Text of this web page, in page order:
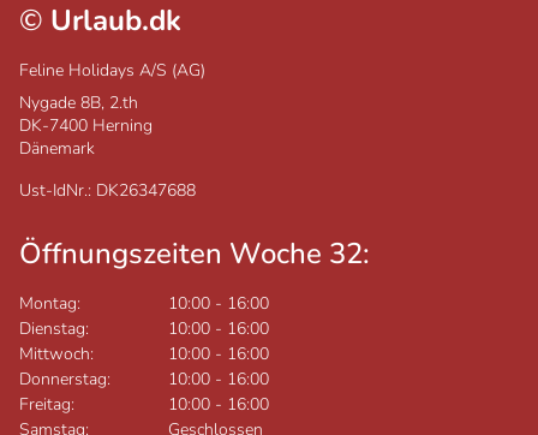
© Urlaub.dk
Feline Holidays A/S (AG)
Nygade 8B, 2.th
DK-7400 Herning
Dänemark
Ust-IdNr.: DK26347688
Öffnungszeiten Woche 32:
Montag: 10:00 - 16:00
Dienstag:
10:00 - 16:00
Mittwoch:
10:00 - 16:00
Donnerstag:
10:00 - 16:00
Freitag:
10:00 - 16:00
Samstag:
Geschlossen